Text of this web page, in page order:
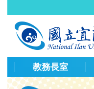
到
容
教務長室